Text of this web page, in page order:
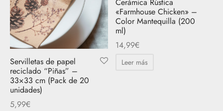
pueden
elegir
en
la
página
producto
en
Servilletas de papel
reciclado “Piñas” –
33×33 cm (Pack de 20
unidades)
5,99€
Cerámica Rústica
«Farmhouse Chicken» –
Color Mantequilla (200
ml)
14,99€
Leer más